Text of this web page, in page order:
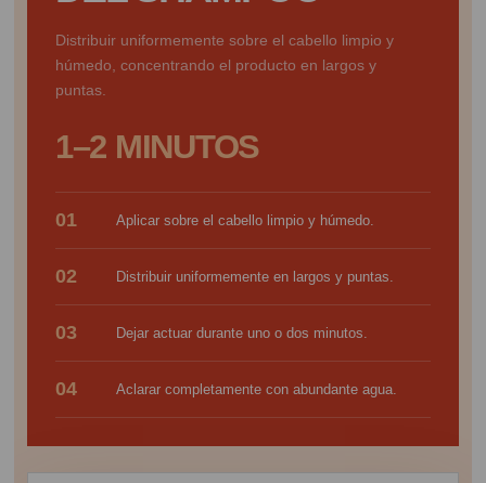
Distribuir uniformemente sobre el cabello limpio y
húmedo, concentrando el producto en largos y
puntas.
1–2 MINUTOS
01 Aplicar sobre el cabello limpio y húmedo.
02 Distribuir uniformemente en largos y puntas.
03 Dejar actuar durante uno o dos minutos.
04 Aclarar completamente con abundante agua.